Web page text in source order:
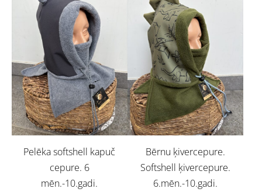
Pelēka softshell kapuč
cepure. 6
mēn.-10.gadi.
Bērnu ķivercepure.
Softshell ķivercepure.
6.mēn.-10.gadi.